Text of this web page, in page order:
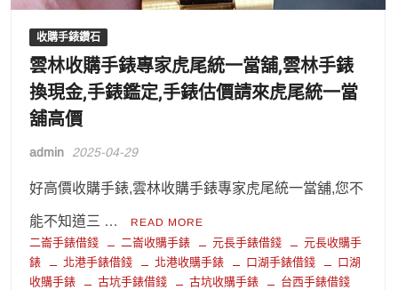
收購手錶鑽石
雲林收購手錶專家虎尾統一當舖,雲林手錶
換現金,手錶鑑定,手錶估價請來虎尾統一當
舖高價
admin 2025-04-29
好高價收購手錶,雲林收購手錶專家虎尾統一當舖,您不
能不知道三 … READ MORE
二崙手錶借錢 二崙收購手錶 元長手錶借錢
元長收購手
錶
北港手錶借錢 北港收購手錶 口湖手錶借錢
口湖
收購手錶
古坑手錶借錢 古坑收購手錶
台西手錶借錢